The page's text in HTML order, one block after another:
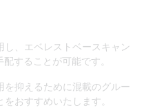
し、エベレストベースキャン
することが可能です。
を抑えるために混載のグルー
おすすめいたします。